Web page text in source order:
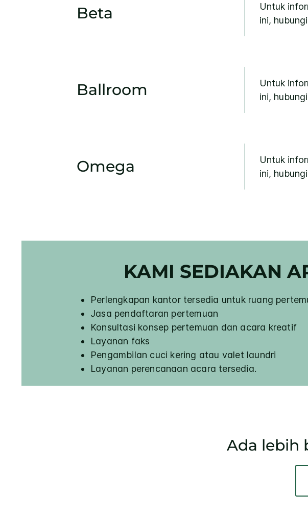
Beta
Untuk
ini,
Ballroom
Untuk
ini,
Omega
Untuk
ini,
KAMI SEDIAKAN
Perlengkapan kantor tersedia untuk ruang
Jasa pendaftaran pertemuan
Konsultasi konsep pertemuan dan acara kreatif
Layanan faks
Pengambilan cuci kering atau valet laundri
Layanan perencanaan acara tersedia.
Ada lebih